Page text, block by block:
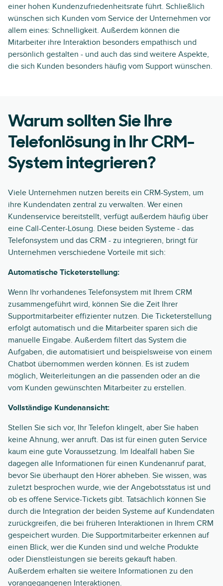
einer hohen Kundenzufriedenheitsrate führt. Schließlich
wünschen sich Kunden vom Service der Unternehmen vor
allem eines: Schnelligkeit. Außerdem können die
Mitarbeiter ihre Interaktion besonders empathisch und
persönlich gestalten - und auch das sind weitere Aspekte,
die sich Kunden besonders häufig vom Support wünschen.
Warum sollten Sie Ihre
Telefonlösung in Ihr CRM-
System integrieren?
Viele Unternehmen nutzen bereits ein CRM-System, um
ihre Kundendaten zentral zu verwalten. Wer einen
Kundenservice bereitstellt, verfügt außerdem häufig über
eine Call-Center-Lösung. Diese beiden Systeme - das
Telefonsystem und das CRM - zu integrieren, bringt für
Unternehmen verschiedene Vorteile mit sich:
Automatische Ticketerstellung:
Wenn Ihr vorhandenes Telefonsystem mit Ihrem CRM
zusammengeführt wird, können Sie die Zeit Ihrer
Supportmitarbeiter effizienter nutzen. Die Ticketerstellung
erfolgt automatisch und die Mitarbeiter sparen sich die
manuelle Eingabe. Außerdem filtert das System die
Aufgaben, die automatisiert und beispielsweise von einem
Chatbot übernommen werden können. Es ist zudem
möglich, Weiterleitungen an die passenden oder an die
vom Kunden gewünschten Mitarbeiter zu erstellen.
Vollständige Kundenansicht:
Stellen Sie sich vor, Ihr Telefon klingelt, aber Sie haben
keine Ahnung, wer anruft. Das ist für einen guten Service
kaum eine gute Voraussetzung. Im Idealfall haben Sie
dagegen alle Informationen für einen Kundenanruf parat,
bevor Sie überhaupt den Hörer abheben. Sie wissen, was
zuletzt besprochen wurde, wie der Angebotsstatus ist und
ob es offene Service-Tickets gibt. Tatsächlich können Sie
durch die Integration der beiden Systeme auf Kundendaten
zurückgreifen, die bei früheren Interaktionen in Ihrem CRM
gespeichert wurden. Die Supportmitarbeiter erkennen auf
einen Blick, wer die Kunden sind und welche Produkte
oder Dienstleistungen sie bereits gekauft haben.
Außerdem erhalten sie weitere Informationen zu den
vorangegangenen Interaktionen.